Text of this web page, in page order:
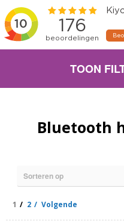
TOON
Bluetooth
1 2 Volgende